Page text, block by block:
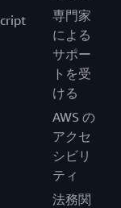
専門家
による
サポー
トを受
ける
AWS の
アクセ
シビリ
ティ
法務関